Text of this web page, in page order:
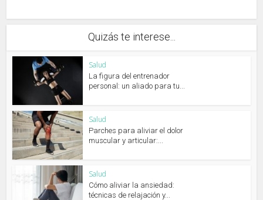
Quizás te interese...
Salud
La figura del entrenador
personal: un aliado para tu...
Salud
Parches para aliviar el dolor
muscular y articular:...
Salud
Cómo aliviar la ansiedad:
técnicas de relajación y...